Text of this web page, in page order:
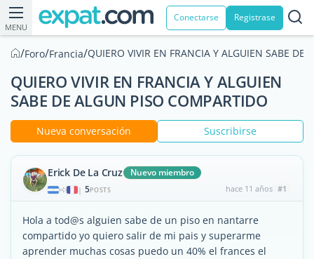
MENU
Conectarse Registrase
/Foro/Francia/QUIERO VIVIR EN FRANCIA Y ALGUIEN SABE DE
QUIERO VIVIR EN FRANCIA Y ALGUIEN
SABE DE ALGUN PISO COMPARTIDO
Nueva conversación Suscribirse
Erick De La Cruz Nuevo miembro
| 5POSTS hace 11 años #1
Hola a tod@s alguien sabe de un piso en nantarre
compartido yo quiero salir de mi pais y superarme
aprender muchas cosas puedo un 40% el frances el